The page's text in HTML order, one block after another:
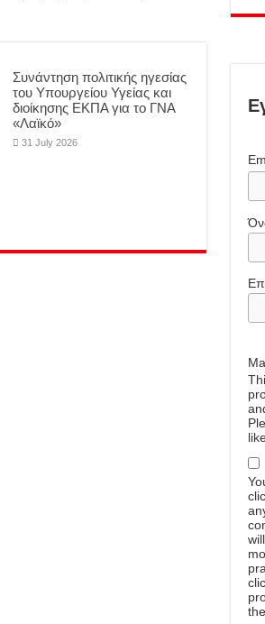
Συνάντηση πολιτικής ηγεσίας
του Υπουργείου Υγείας και
διοίκησης ΕΚΠΑ για το ΓΝΑ
«Λαϊκό»
31 July 2026